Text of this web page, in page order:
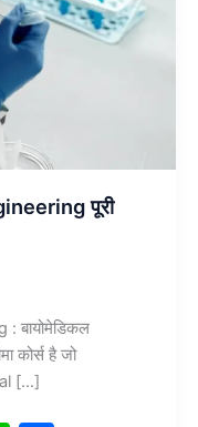
पूरी
बायोमेडिकल
कोर्स है जो
[…]